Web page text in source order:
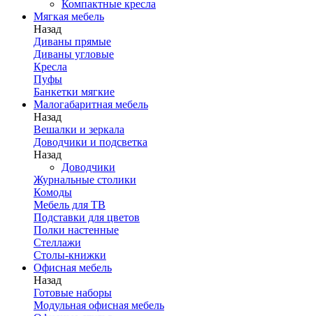
Компактные кресла
Мягкая мебель
Назад
Диваны прямые
Диваны угловые
Кресла
Пуфы
Банкетки мягкие
Малогабаритная мебель
Назад
Вешалки и зеркала
Доводчики и подсветка
Назад
Доводчики
Журнальные столики
Комоды
Мебель для ТВ
Подставки для цветов
Полки настенные
Стеллажи
Столы-книжки
Офисная мебель
Назад
Готовые наборы
Модульная офисная мебель